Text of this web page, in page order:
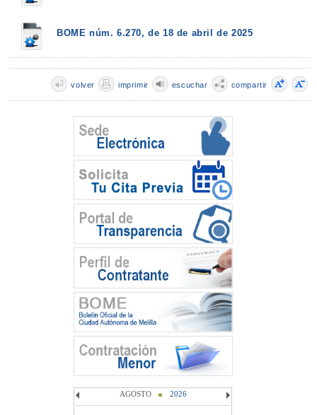
BOME núm. 6.270, de 18 de abril de 2025
compartir
escuchar
imprimir
volver
AGOSTO 2026